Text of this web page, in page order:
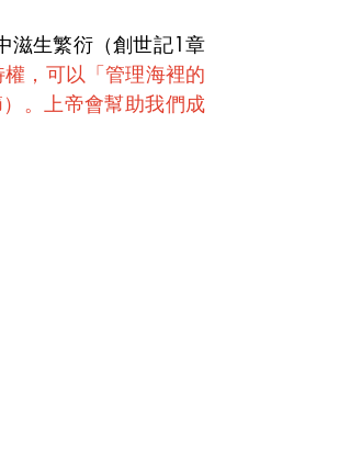
生繁衍（創世記1章
，可以「管理海裡的
。上帝會幫助我們成